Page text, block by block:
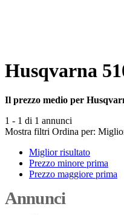
Husqvarna
Il prezzo medio per
1 - 1 di 1 annunci
Mostra filtri Ordina per:
Miglior risultato
Prezzo minore prima
Prezzo maggiore prima
Annunci